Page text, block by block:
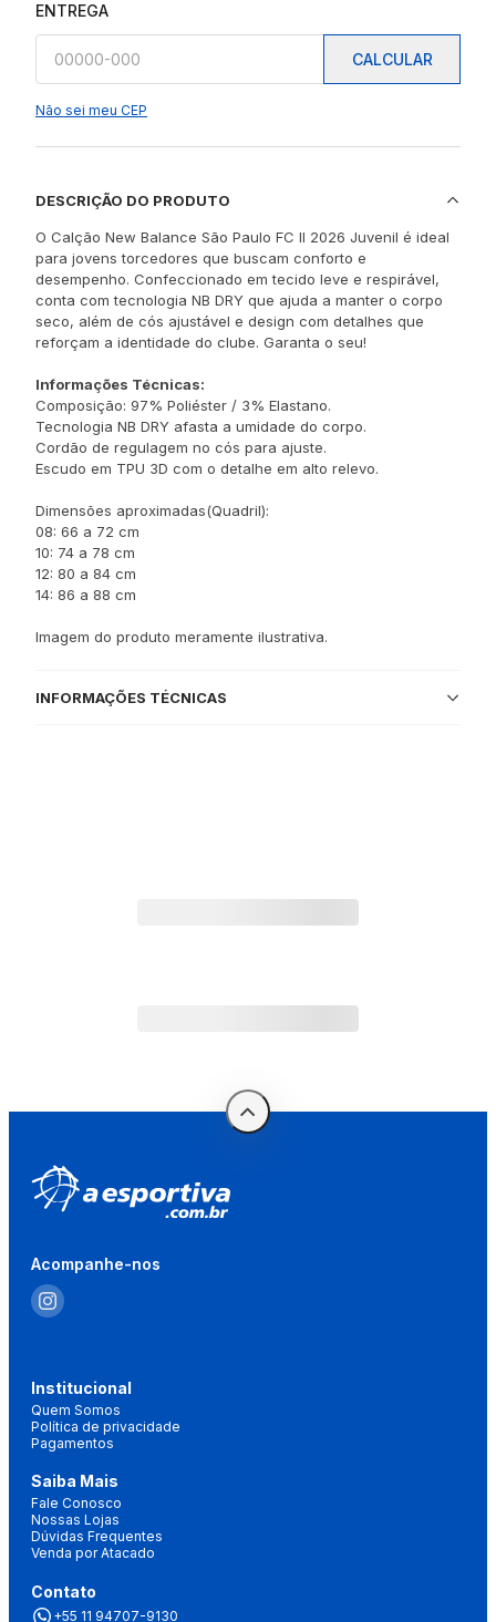
ENTREGA
CALCULAR
Não sei meu CEP
DESCRIÇÃO DO PRODUTO
O Calção New Balance São Paulo FC II 2026 Juvenil é ideal
para jovens torcedores que buscam conforto e
desempenho. Confeccionado em tecido leve e respirável,
conta com tecnologia NB DRY que ajuda a manter o corpo
seco, além de cós ajustável e design com detalhes que
reforçam a identidade do clube. Garanta o seu!
Informações Técnicas:
Composição: 97% Poliéster / 3% Elastano.
Tecnologia NB DRY afasta a umidade do corpo.
Cordão de regulagem no cós para ajuste.
Escudo em TPU 3D com o detalhe em alto relevo.
Dimensões aproximadas(Quadril):
08: 66 a 72 cm
10: 74 a 78 cm
12: 80 a 84 cm
14: 86 a 88 cm
Imagem do produto meramente ilustrativa.
INFORMAÇÕES TÉCNICAS
Acompanhe-nos
Institucional
Quem Somos
Política de privacidade
Pagamentos
Saiba Mais
Fale Conosco
Nossas Lojas
Dúvidas Frequentes
Venda por Atacado
Contato
+55 11 94707-9130